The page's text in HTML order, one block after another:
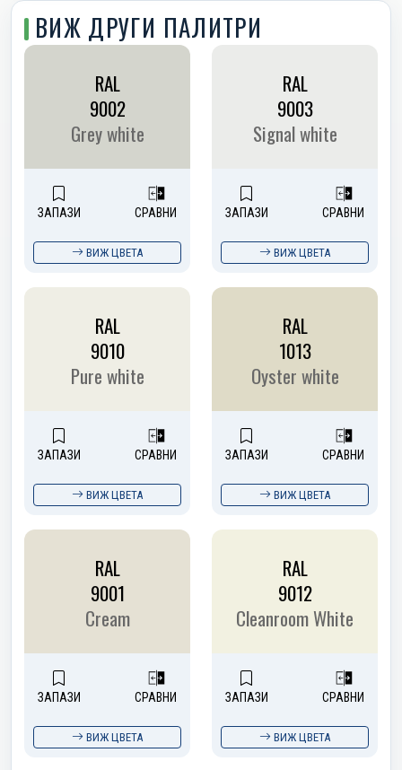
ВИЖ ДРУГИ ПАЛИТРИ
RAL
9002
Grey white
ЗАПАЗИ СРАВНИ
ВИЖ ЦВЕТА
RAL
9003
Signal white
ЗАПАЗИ СРАВНИ
ВИЖ ЦВЕТА
RAL
9010
Pure white
ЗАПАЗИ СРАВНИ
ВИЖ ЦВЕТА
RAL
1013
Oyster white
ЗАПАЗИ СРАВНИ
ВИЖ ЦВЕТА
RAL
9001
Cream
ЗАПАЗИ СРАВНИ
ВИЖ ЦВЕТА
RAL
9012
Cleanroom White
ЗАПАЗИ СРАВНИ
ВИЖ ЦВЕТА